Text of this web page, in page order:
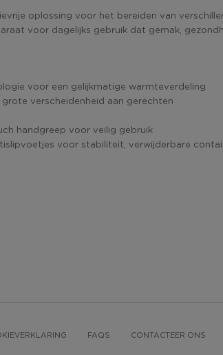
oplossing voor het bereiden van
voor dagelijks gebruik dat gemak,
voor een gelijkmatige warmteverdeling
verscheidenheid aan gerechten
handgreep voor veilig gebruik
voor stabiliteit, verwijderbare
FAQS CONTACTEER ONS